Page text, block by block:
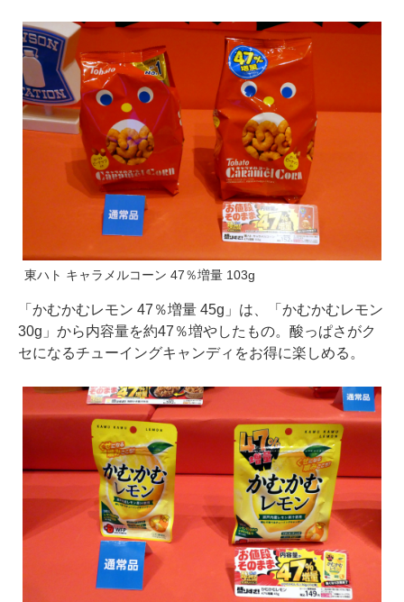
東ハト キャラメルコーン 47％増量 103g
「かむかむレモン 47％増量 45g」は、「かむかむレモン
30g」から内容量を約47％増やしたもの。酸っぱさがク
セになるチューイングキャンディをお得に楽しめる。